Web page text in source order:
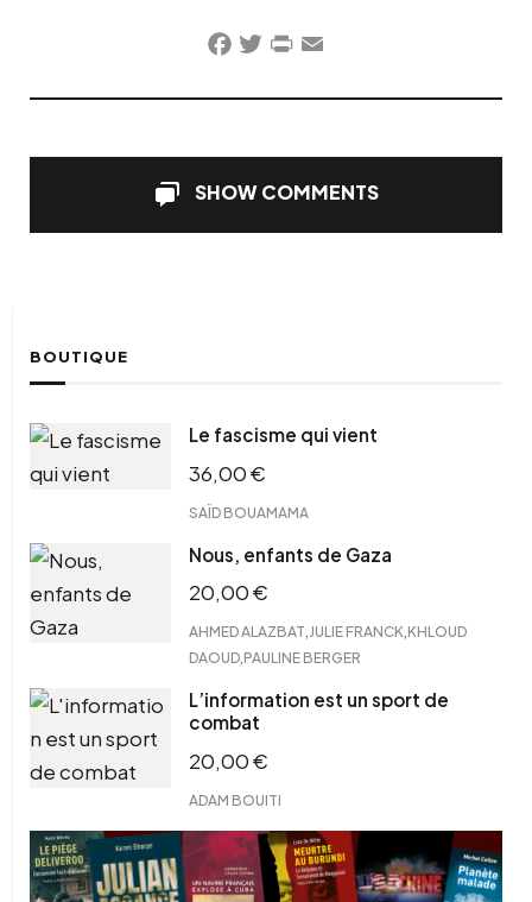
Facebook
TwitterPrintFriendly
Email
SHOW COMMENTS
BOUTIQUE
Le fascisme qui vient
36,00€
SAÏD BOUAMAMA
Nous, enfants de Gaza
20,00€
AHMED ALAZBAT,JULIE FRANCK,KHLOUD
DAOUD,PAULINE BERGER
L’information est un sport de
combat
20,00€
ADAM BOUITI